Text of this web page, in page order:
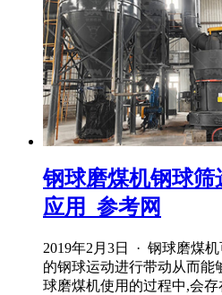
钢球磨煤机钢球
应用_参考网
2019年2月3日 · 钢球磨煤
的钢球运动进行带动从而能
球磨煤机使用的过程中,会